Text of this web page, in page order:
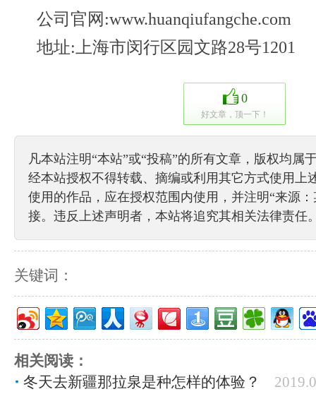
公司官网:www.huanqiufangche.com
地址:上海市闵行区园文路28号1201
0
好文章，顶一下！
凡本站注明“本站”或“投稿”的所有文章，版权均属
经本站授权不得转载、摘编或利用其它方式使用上
使用的作品，应在授权范围内使用，并注明“来源
接。违反上述声明者，本站将追究其相关法律责任
关键词：
相关阅读：
冬天去新疆那拉泉是种怎样的体验？